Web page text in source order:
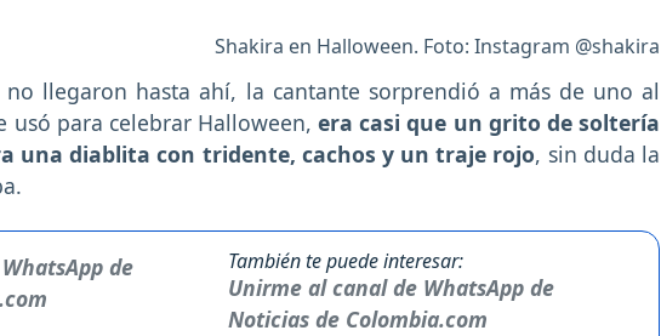
Shakira en Halloween. Foto: Instagram @shakira
no llegaron hasta ahí, la cantante sorprendió a más de uno al
usó para celebrar Halloween,era casi que un grito de soltería
una diablita con tridente, cachos y un traje rojo, sin duda la
También te puede interesar:
Unirme al canal de WhatsApp de
Noticias de Colombia.com